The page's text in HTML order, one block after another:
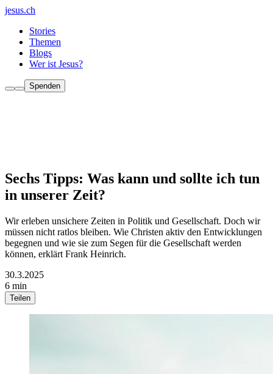
jesus.ch
Stories
Themen
Blogs
Wer ist Jesus?
Spenden
Sechs Tipps: Was kann und sollte ich tun
in unserer Zeit?
Wir erleben unsichere Zeiten in Politik und Gesellschaft. Doch wir
müssen nicht ratlos bleiben. Wie Christen aktiv den Entwicklungen
begegnen und wie sie zum Segen für die Gesellschaft werden
können, erklärt Frank Heinrich.
30.3.2025
6 min
Teilen